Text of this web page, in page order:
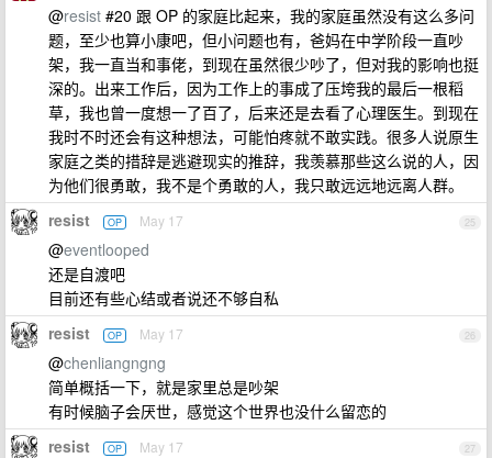
@resist #20 跟 OP 的家庭比起来，我的家庭虽然没有这么多问
题，至少也算小康吧，但小问题也有，爸妈在中学阶段一直吵
架，我一直当和事佬，到现在虽然很少吵了，但对我的影响也挺
深的。出来工作后，因为工作上的事成了压垮我的最后一根稻
草，我也曾一度想一了百了，后来还是去看了心理医生。到现在
我时不时还会有这种想法，可能怕疼就不敢实践。很多人说原生
家庭之类的措辞是逃避现实的推辞，我羡慕那些这么说的人，因
为他们很勇敢，我不是个勇敢的人，我只敢远远地远离人群。
25
resist OP May 17
@eventlooped
还是自渡吧
目前还有些心结或者说还不够自私
26
resist OP May 17
@chenliangngng
简单概括一下，就是家里总是吵架
有时候脑子会厌世，感觉这个世界也没什么留恋的
27
resist OP May 17